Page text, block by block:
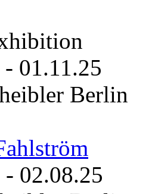
- 01.11.25
Berlin
- 02.08.25